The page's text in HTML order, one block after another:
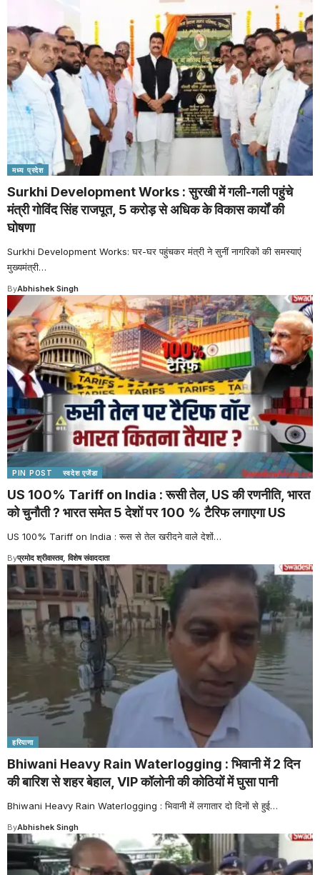
मध्य प्रदेश
Surkhi Development Works : सुरखी में गली-गली पहुंचे
मंत्री गोविंद सिंह राजपूत, 5 करोड़ से अधिक के विकास कार्यों की
घोषणा
Surkhi Development Works: घर-घर पहुंचकर मंत्री ने सुनीं नागरिकों की समस्याएं
मुख्यमंत्री…
ByAbhishek Singh
PIN POST स्वदेश एजेंडा
US 100% Tariff on India : रूसी तेल, US की रणनीति, भारत
को चुनौती ? भारत समेत 5 देशों पर 100 % टैरिफ लगाएगा US
US 100% Tariff on India : रूस से तेल खरीदने वाले देशों…
Byप्रमोद श्रीवास्तव, विशेष संवाददाता
हरियाणा
Bhiwani Heavy Rain Waterlogging : भिवानी में 2 दिन
की बारिश से शहर बेहाल, VIP कॉलोनी की कोठियों में घुसा पानी
Bhiwani Heavy Rain Waterlogging : भिवानी में लगातार दो दिनों से हुई…
ByAbhishek Singh